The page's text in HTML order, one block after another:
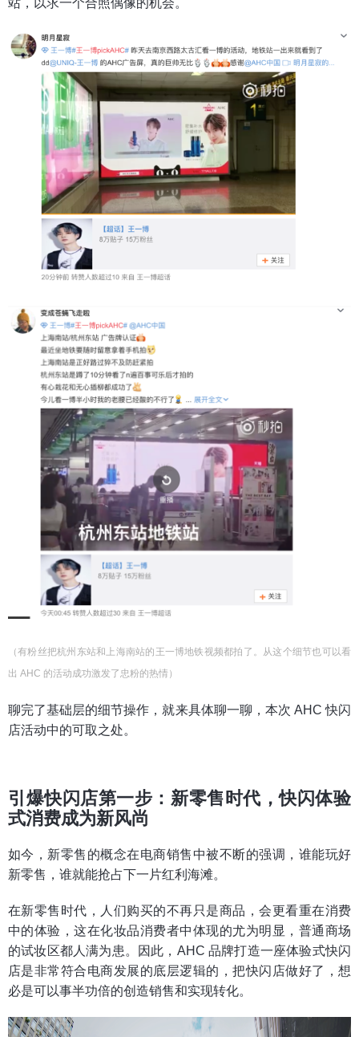
（有粉丝把杭州东站和上海南站的王一博地铁视频都拍了。从这个细节也可以看
出 AHC 的活动成功激发了忠粉的热情）
聊完了基础层的细节操作，就来具体聊一聊，本次 AHC 快闪
店活动中的可取之处。
引爆快闪店第一步：新零售时代，快闪体验
式消费成为新风尚
如今，新零售的概念在电商销售中被不断的强调，谁能玩好
新零售，谁就能抢占下一片红利海滩。
在新零售时代，人们购买的不再只是商品，会更看重在消费
中的体验，这在化妆品消费者中体现的尤为明显，普通商场
的试妆区都人满为患。因此，AHC 品牌打造一座体验式快闪
店是非常符合电商发展的底层逻辑的，把快闪店做好了，想
必是可以事半功倍的创造销售和实现转化。